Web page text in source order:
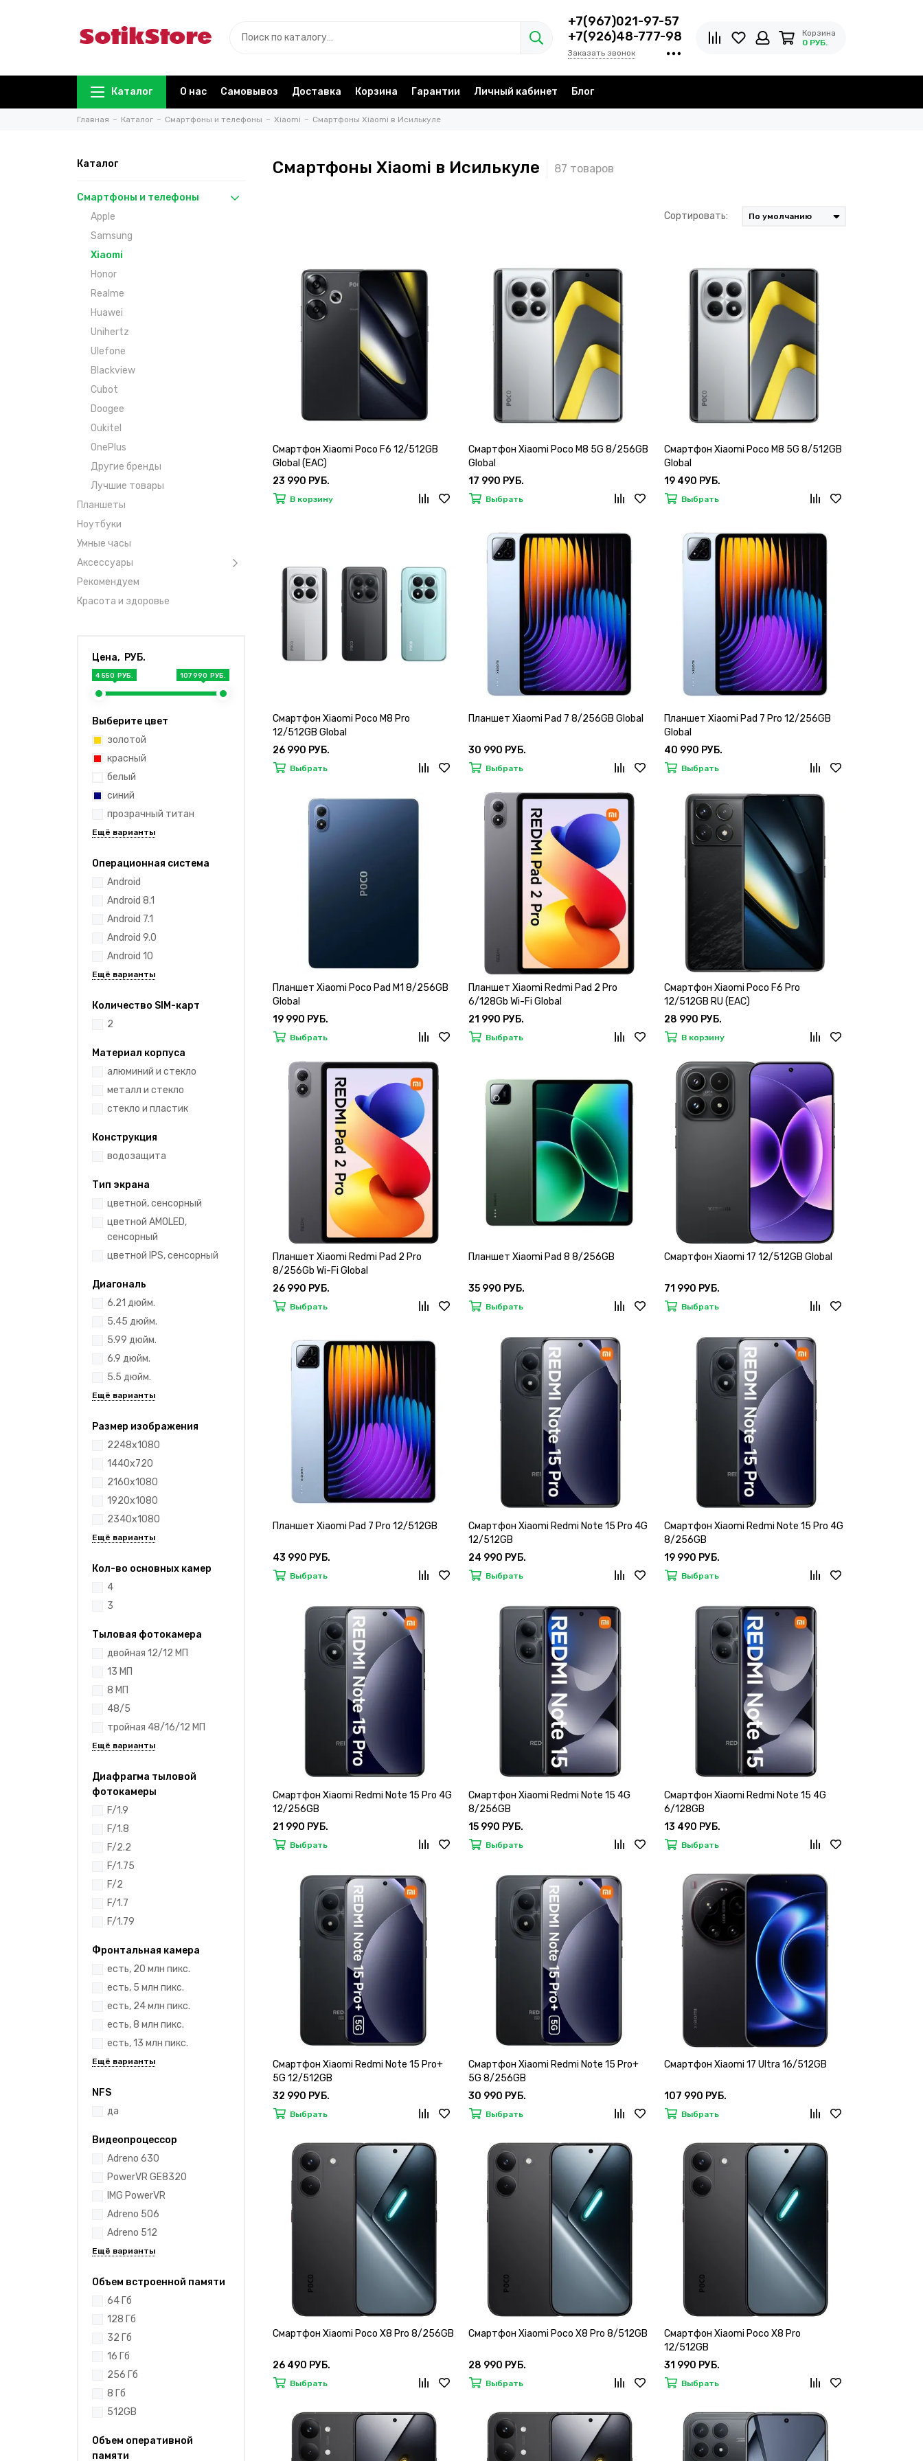
+7(967)021-97-57
+7(926)48-777-98
Заказать звонок
Корзина
0 РУБ.
Каталог О нас Самовывоз Доставка Корзина Гарантии Личный кабинет Блог
Главная Каталог Смартфоны и телефоны Xiaomi Смартфоны Xiaomi в Исилькуле
Каталог
Смартфоны и телефоны
Apple
Samsung
Xiaomi
Honor
Realme
Huawei
Unihertz
Ulefone
Blackview
Cubot
Doogee
Oukitel
OnePlus
Другие бренды
Лучшие товары
Планшеты
Ноутбуки
Умные часы
Аксессуары
Рекомендуем
Красота и здоровье
Цена, РУБ.
4 550 РУБ. 107 990 РУБ.
Выберите цвет
золотой
красный
белый
синий
прозрачный титан
Операционная система
Android
Android 8.1
Android 7.1
Android 9.0
Android 10
Количество SIM-карт
2
Материал корпуса
алюминий и стекло
металл и стекло
стекло и пластик
Конструкция
водозащита
Тип экрана
цветной, сенсорный
цветной AMOLED,
сенсорный
цветной IPS, сенсорный
Диагональ
6.21 дюйм.
5.45 дюйм.
5.99 дюйм.
6.9 дюйм.
5.5 дюйм.
Размер изображения
2248x1080
1440x720
2160x1080
1920x1080
2340x1080
Кол-во основных камер
4
3
Тыловая фотокамера
двойная 12/12 МП
13 МП
8 МП
48/5
тройная 48/16/12 МП
Диафрагма тыловой
фотокамеры
F/1.9
F/1.8
F/2.2
F/1.75
F/2
F/1.7
F/1.79
Фронтальная камера
есть, 20 млн пикс.
есть, 5 млн пикс.
есть, 24 млн пикс.
есть, 8 млн пикс.
есть, 13 млн пикс.
NFS
да
Видеопроцессор
Adreno 630
PowerVR GE8320
IMG PowerVR
Adreno 506
Adreno 512
Объем встроенной памяти
64 Гб
128 Гб
32 Гб
16 Гб
256 Гб
8 Гб
512GB
Объем оперативной
памяти
Смартфоны Xiaomi в Исилькуле
Сортировать:
Смартфон Xiaomi Poco F6 12/512GB
Global (EAC)
23 990 РУБ.
В корзину
Смартфон Xiaomi Poco M8 5G 8/256GB
Global
17 990 РУБ.
Выбрать
Смартфон Xiaomi Poco M8 5G 8/512GB
Global
19 490 РУБ.
Выбрать
Смартфон Xiaomi Poco M8 Pro
12/512GB Global
26 990 РУБ.
Выбрать
Планшет Xiaomi Pad 7 8/256GB Global
30 990 РУБ.
Выбрать
Планшет Xiaomi Pad 7 Pro 12/256GB
Global
40 990 РУБ.
Выбрать
Планшет Xiaomi Poco Pad M1 8/256GB
Global
19 990 РУБ.
Выбрать
Планшет Xiaomi Redmi Pad 2 Pro
6/128Gb Wi-Fi Global
21 990 РУБ.
Выбрать
Смартфон Xiaomi Poco F6 Pro
12/512GB RU (EAC)
28 990 РУБ.
В корзину
Планшет Xiaomi Redmi Pad 2 Pro
8/256Gb Wi-Fi Global
26 990 РУБ.
Выбрать
Планшет Xiaomi Pad 8 8/256GB
35 990 РУБ.
Выбрать
Смартфон Xiaomi 17 12/512GB Global
71 990 РУБ.
Выбрать
Планшет Xiaomi Pad 7 Pro 12/512GB
43 990 РУБ.
Выбрать
Смартфон Xiaomi Redmi Note 15 Pro 4G
12/512GB
24 990 РУБ.
Выбрать
Смартфон Xiaomi Redmi Note 15 Pro 4G
8/256GB
19 990 РУБ.
Выбрать
Смартфон Xiaomi Redmi Note 15 Pro 4G
12/256GB
21 990 РУБ.
Выбрать
Смартфон Xiaomi Redmi Note 15 4G
8/256GB
15 990 РУБ.
Выбрать
Смартфон Xiaomi Redmi Note 15 4G
6/128GB
13 490 РУБ.
Выбрать
Смартфон Xiaomi Redmi Note 15 Pro+
5G 12/512GB
32 990 РУБ.
Выбрать
Смартфон Xiaomi Redmi Note 15 Pro+
5G 8/256GB
30 990 РУБ.
Выбрать
Смартфон Xiaomi 17 Ultra 16/512GB
107 990 РУБ.
Выбрать
Смартфон Xiaomi Poco X8 Pro 8/256GB
26 490 РУБ.
Выбрать
Смартфон Xiaomi Poco X8 Pro 8/512GB
28 990 РУБ.
Выбрать
Смартфон Xiaomi Poco X8 Pro
12/512GB
31 990 РУБ.
Выбрать